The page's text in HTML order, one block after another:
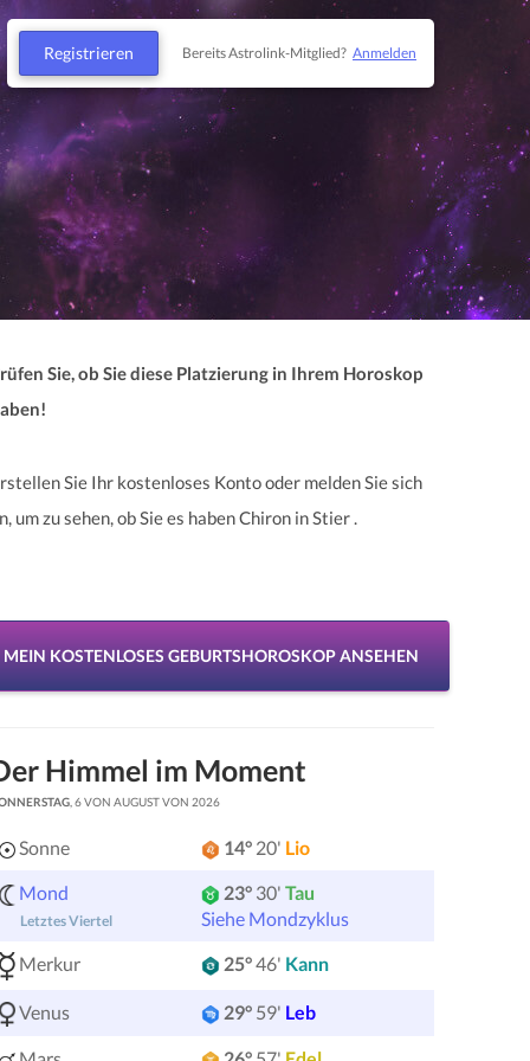
Registrieren Bereits Astrolink-Mitglied? Anmelden
Sie, ob Sie diese Platzierung in Ihrem Horoskop
Sie Ihr kostenloses Konto oder melden Sie sich
um zu sehen, ob Sie es haben Chiron in Stier .
MEIN KOSTENLOSES GEBURTSHOROSKOP ANSEHEN
Himmel im Moment
, 6 VON AUGUST VON 2026
Sonne 14°20' Lio
Mond
Letztes Viertel
23°30' Tau
Siehe Mondzyklus
Merkur
25°46' Kann
Venus 29°59' Leb